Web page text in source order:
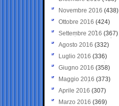
Novembre 2016 (438)
Ottobre 2016 (424)
Settembre 2016 (367)
Agosto 2016 (332)
Luglio 2016 (336)
Giugno 2016 (358)
Maggio 2016 (373)
Aprile 2016 (307)
Marzo 2016 (369)